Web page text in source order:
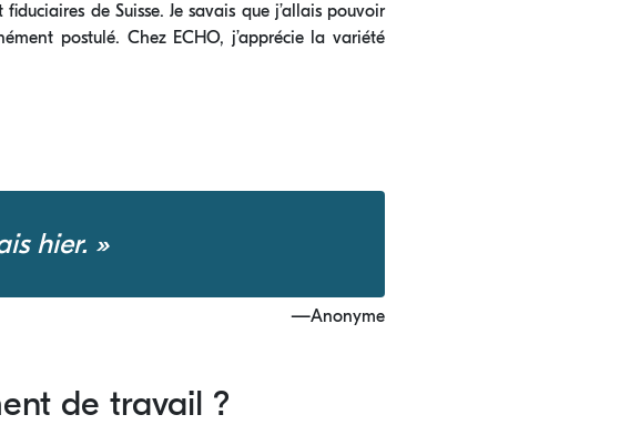
de Suisse. Je savais que j’allais pouvoir
postulé. Chez ECHO, j’apprécie la variété
hier. »
—Anonyme
de travail ?